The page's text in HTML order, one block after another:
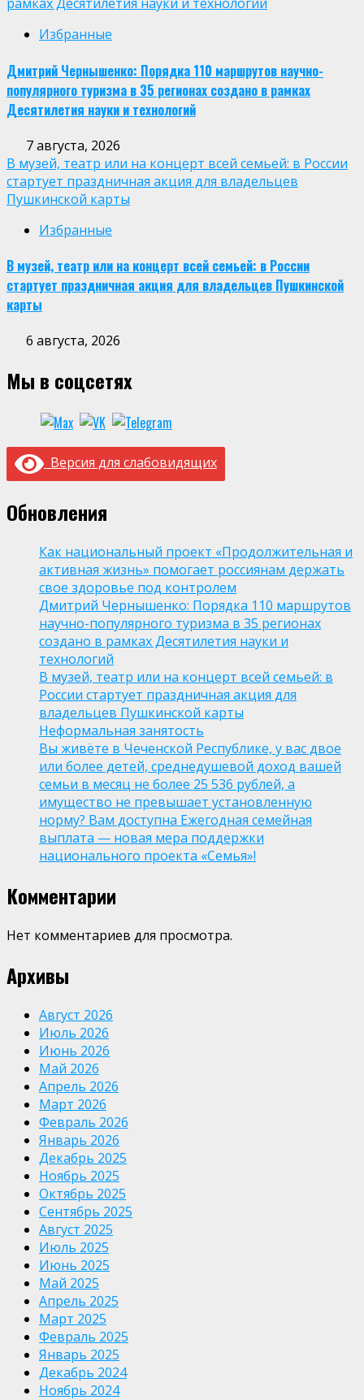
Избранные
Дмитрий Чернышенко: Порядка 110 маршрутов научно-
популярного туризма в 35 регионах создано в рамках
Десятилетия науки и технологий
7 августа, 2026
В музей, театр или на концерт всей семьей: в России
стартует праздничная акция для владельцев
Пушкинской карты
Избранные
В музей, театр или на концерт всей семьей: в России
стартует праздничная акция для владельцев Пушкинской
карты
6 августа, 2026
Мы в соцсетях
Версия для слабовидящих
Обновления
Как национальный проект «Продолжительная и
активная жизнь» помогает россиянам держать
свое здоровье под контролем
Дмитрий Чернышенко: Порядка 110 маршрутов
научно-популярного туризма в 35 регионах
создано в рамках Десятилетия науки и
технологий
В музей, театр или на концерт всей семьей: в
России стартует праздничная акция для
владельцев Пушкинской карты
Неформальная занятость
Вы живёте в Чеченской Республике, у вас двое
или более детей, среднедушевой доход вашей
семьи в месяц не более 25 536 рублей, а
имущество не превышает установленную
норму? Вам доступна Ежегодная семейная
выплата — новая мера поддержки
национального проекта «Семья»!
Комментарии
Нет комментариев для просмотра.
Архивы
Август 2026
Июль 2026
Июнь 2026
Май 2026
Апрель 2026
Март 2026
Февраль 2026
Январь 2026
Декабрь 2025
Ноябрь 2025
Октябрь 2025
Сентябрь 2025
Август 2025
Июль 2025
Июнь 2025
Май 2025
Апрель 2025
Март 2025
Февраль 2025
Январь 2025
Декабрь 2024
Ноябрь 2024